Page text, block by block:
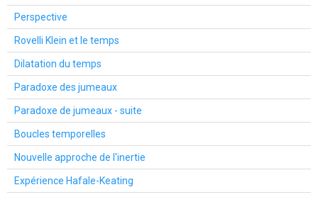
Perspective
Rovelli Klein et le temps
Dilatation du temps
Paradoxe des jumeaux
Paradoxe de jumeaux - suite
Boucles temporelles
Nouvelle approche de l'inertie
Expérience Hafale-Keating